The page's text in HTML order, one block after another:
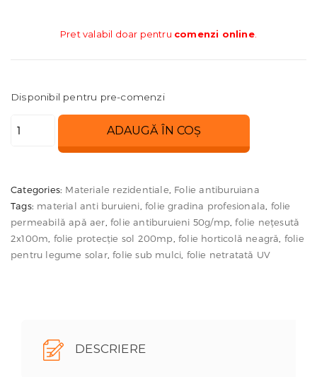
Pret valabil doar pentru comenzi online.
Disponibil pentru pre-comenzi
Cantitate
g/m²,
2
x
100
ADAUGĂ ÎN COȘ
Categories: Materiale rezidentiale Folie antiburuiana
Tags: material anti buruieni ,folie gradina profesionala folie
permeabilă apă aer ,folie antiburuieni 50g/mp ,folie nețesută
2x100m folie protecție sol 200mp ,folie horticolă neagră folie
pentru legume solar,folie sub mulci folie netratată UV
DESCRIERE